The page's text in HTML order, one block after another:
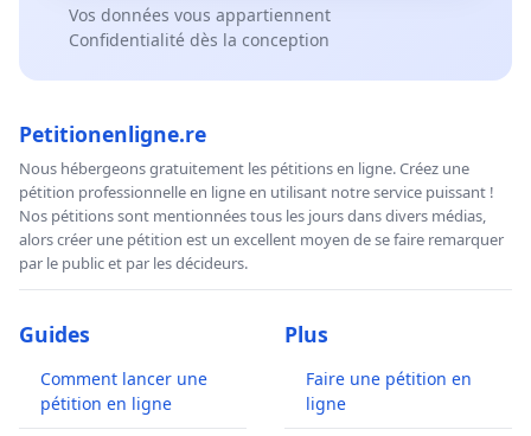
Vos données vous appartiennent
Confidentialité dès la conception
Petitionenligne.re
Nous hébergeons gratuitement les pétitions en ligne. Créez une
pétition professionnelle en ligne en utilisant notre service puissant !
Nos pétitions sont mentionnées tous les jours dans divers médias,
alors créer une pétition est un excellent moyen de se faire remarquer
par le public et par les décideurs.
Guides
Comment lancer une
pétition en ligne
Plus
Faire une pétition en
ligne